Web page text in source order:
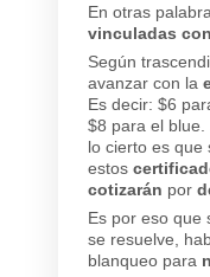
En otras
vinculadas
Según
avanzar con la
Es decir: $6
$8 para el blue.
lo cierto es que
estos
cotizarán por
Es por eso que
se resuelve,
blanqueo para